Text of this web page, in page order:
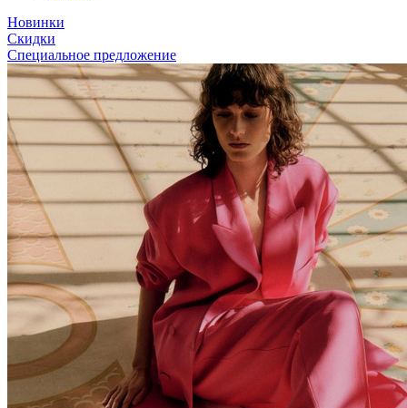
Новинки
Скидки
Специальное предложение